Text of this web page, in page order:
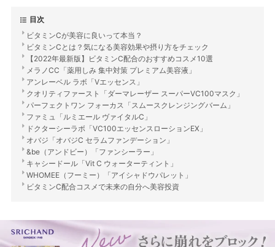
目次
ビタミンCが美容に良いって本当？
ビタミンCとは？気になる美容効果や摂り方をチェック
【2022年最新版】ビタミンC配合のおすすめコスメ10選
メラノCC「薬用しみ 集中対策 プレミアム美容液」
アンレーベル ラボ「Vエッセンス」
クオリティファースト「ダーマレーザー スーパーVC100マスク」
パーフェクトワン フォーカス「スムースクレンジングバーム」
ファミュ「ルミエール ヴァイタルC」
ドクターシーラボ「VC100エッセンスローションEX」
オバジ「オバジC セラムファンデーション」
&be（アンドビー）「ファンシーラー」
キャシードール「Vit C ウォーターティント」
WHOMEE（フーミー）「アイシャドウパレット」
ビタミンC配合コスメで未来の自分へ美容投資